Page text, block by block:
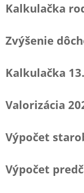
Kalkulačka
Zvýšenie
Kalkulačka
Valorizácia
Výpočet
Výpočet